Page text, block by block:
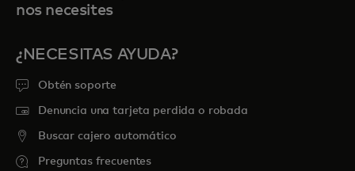
nos necesites
¿NECESITAS AYUDA?
Obtén soporte
Denuncia una tarjeta perdida o robada
Buscar cajero automático
Preguntas frecuentes